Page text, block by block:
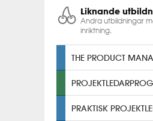
Liknande
Andra utbildningar
inriktning.